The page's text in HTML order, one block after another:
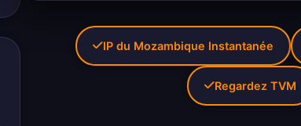
IP du Mozambique Instantanée
Regardez TVM